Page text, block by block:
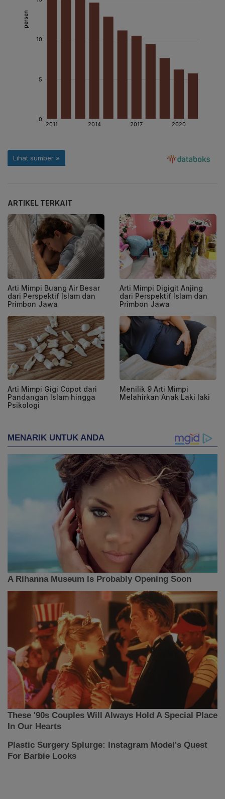
ARTIKEL TERKAIT
Arti Mimpi Buang Air Besar
dari Perspektif Islam dan
Primbon Jawa
Arti Mimpi Digigit Anjing
dari Perspektif Islam dan
Primbon Jawa
Arti Mimpi Gigi Copot dari
Pandangan Islam hingga
Psikologi
Menilik 9 Arti Mimpi
Melahirkan Anak Laki laki